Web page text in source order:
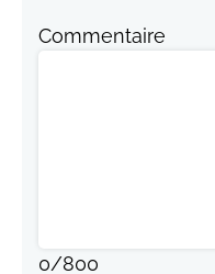
Commentaire
0/800